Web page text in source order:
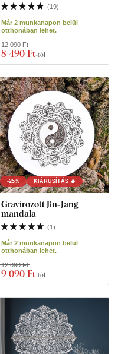
(19)
Már 2 munkanapon belül
otthonában lehet.
8 490 Ft-tól
12 090 Ft
-25% KIÁRUSÍTÁS 🔥
Gravírozott Jin-Jang
mandala
(1)
Már 2 munkanapon belül
otthonában lehet.
9 090 Ft-tól
12 090 Ft